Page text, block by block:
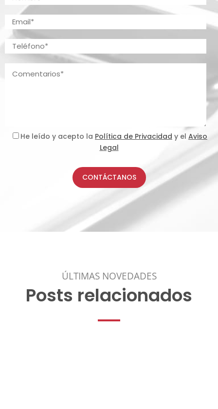
He leído y acepto la Política de Privacidad y el Aviso
Legal
CONTÁCTANOS
ÚLTIMAS NOVEDADES
Posts relacionados